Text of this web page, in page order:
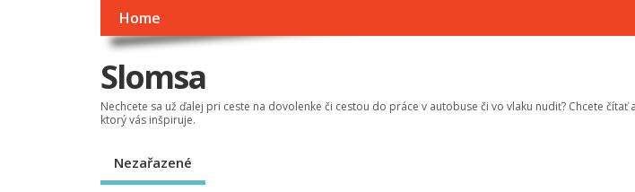
Home
Slomsa
Nechcete sa už ďalej pri ceste na dovolenke či cestou do práce v autobuse či vo vlaku nudiť? Chcete
ktorý vás inšpiruje.
Nezařazené